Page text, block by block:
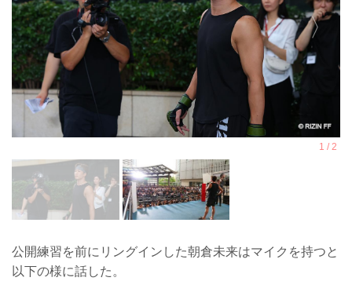
公開練習を前にリングインした朝倉未来はマイクを持つと
以下の様に話した。